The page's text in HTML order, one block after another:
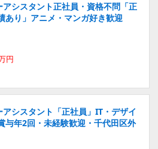
シスタント正社員・資格不問「正
り」アニメ・マンガ好き歓迎
円
シスタント「正社員」IT・デザイ
与年2回・未経験歓迎・千代田区外